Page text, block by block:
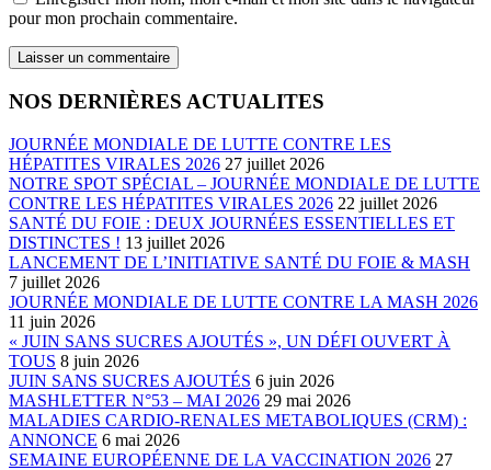
pour mon prochain commentaire.
NOS DERNIÈRES ACTUALITES
JOURNÉE MONDIALE DE LUTTE CONTRE LES
HÉPATITES VIRALES 2026 27 juillet 2026
NOTRE SPOT SPÉCIAL – JOURNÉE MONDIALE DE LUTTE
CONTRE LES HÉPATITES VIRALES 2026 22 juillet 2026
SANTÉ DU FOIE : DEUX JOURNÉES ESSENTIELLES ET
DISTINCTES ! 13 juillet 2026
LANCEMENT DE L’INITIATIVE SANTÉ DU FOIE & MASH
7 juillet 2026
JOURNÉE MONDIALE DE LUTTE CONTRE LA MASH 2026
11 juin 2026
« JUIN SANS SUCRES AJOUTÉS », UN DÉFI OUVERT À
TOUS 8 juin 2026
JUIN SANS SUCRES AJOUTÉS 6 juin 2026
MASHLETTER N°53 – MAI 2026 29 mai 2026
MALADIES CARDIO-RENALES METABOLIQUES (CRM) :
ANNONCE 6 mai 2026
SEMAINE EUROPÉENNE DE LA VACCINATION 2026 27